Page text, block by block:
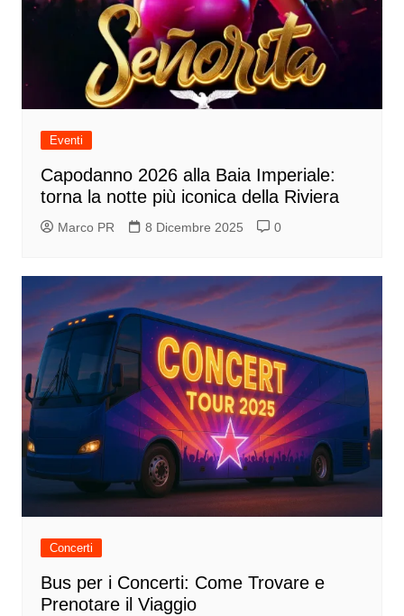
Eventi
Capodanno 2026 alla Baia Imperiale:
torna la notte più iconica della Riviera
Marco PR 8 Dicembre 2025 0
Concerti
Bus per i Concerti: Come Trovare e
Prenotare il Viaggio